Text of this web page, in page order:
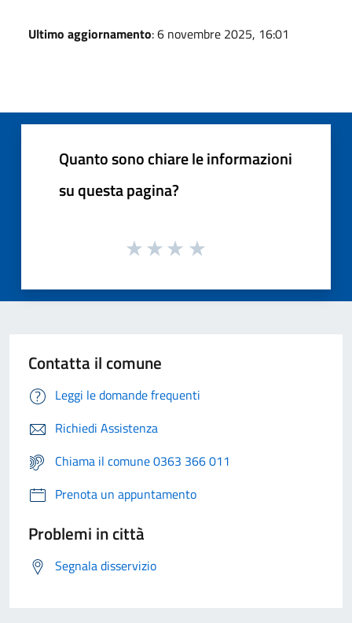
Ultimo aggiornamento: 6 novembre 2025, 16:01
Quanto sono chiare le informazioni
su questa pagina?
Contatta il comune
Leggi le domande frequenti
Richiedi Assistenza
Chiama il comune 0363 366 011
Prenota un appuntamento
Problemi in città
Segnala disservizio